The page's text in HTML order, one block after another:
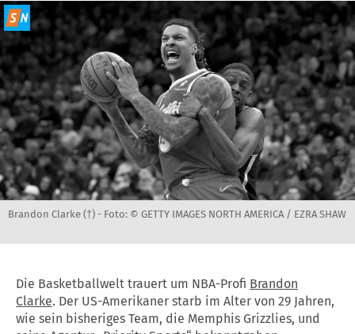
Brandon Clarke (†) - Foto: © GETTY IMAGES NORTH AMERICA / EZRA SHAW
Die Basketballwelt trauert um NBA-Profi Brandon
Clarke. Der US-Amerikaner starb im Alter von 29 Jahren,
wie sein bisheriges Team, die Memphis Grizzlies, und